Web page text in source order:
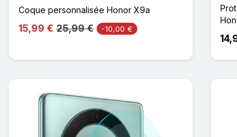
Coque personnalisée Honor X9a
15,99 € 25,99 € -10,00 €